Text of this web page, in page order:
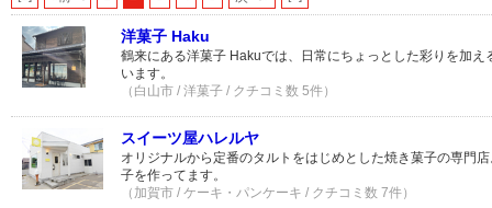
洋菓子 Haku
鶴来にある洋菓子 Hakuでは、日常にちょっとした彩りを加え
います。
（白山市 / 洋菓子 / クチコミ数 5件）
スイーツ屋ハレルヤ
オリジナルから定番のタルトをはじめとした焼き菓子の専門
子を作ってます。
（加賀市 / ケーキ・パンケーキ / クチコミ数 7件）